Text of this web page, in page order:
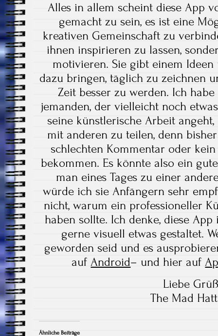
Alles in allem scheint diese App
gemacht zu sein, es ist eine
kreativen Gemeinschaft zu
ihnen inspirieren zu lassen,
motivieren. Sie gibt einem
dazu bringen, täglich zu zeichnen
Zeit besser zu werden. Ich
jemanden, der vielleicht noch
seine künstlerische Arbeit
mit anderen zu teilen, denn
schlechten Kommentar oder
bekommen. Es könnte also ein
man eines Tages zu einer
würde ich sie Anfängern sehr
nicht, warum ein professioneller
haben sollte. Ich denke, diese
gerne visuell etwas gestaltet.
geworden seid und es
aufAndroid– und hier auf
Liebe
The Mad
Ähnliche Beiträge